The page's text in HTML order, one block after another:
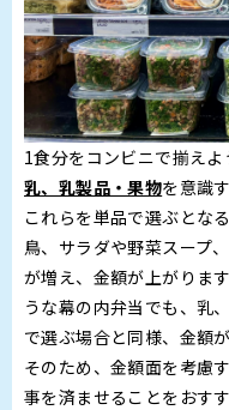
1食分をコンビニで揃えよ
乳、乳製品・果物を意識
これらを単品で選ぶとな
鳥、サラダや野菜スープ
が増え、金額が上がりま
うな幕の内弁当でも、乳
で選ぶ場合と同様、金額
そのため、金額面を考慮
事を済ませることをおすす